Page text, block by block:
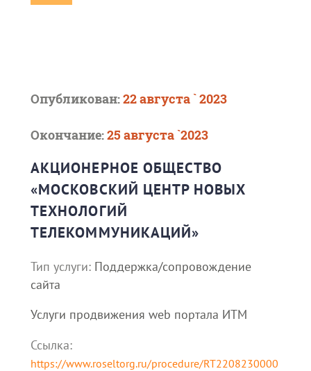
Опубликован:22 августа ` 2023
Окончание:25 августа `2023
АКЦИОНЕРНОЕ ОБЩЕСТВО
«МОСКОВСКИЙ ЦЕНТР НОВЫХ
ТЕХНОЛОГИЙ
ТЕЛЕКОММУНИКАЦИЙ»
Тип услуги: Поддержка/сопровождение
сайта
Услуги продвижения web портала ИТМ
Ссылка:
https://www.roseltorg.ru/procedure/RT2208230000